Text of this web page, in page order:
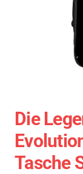
Die
Tasche